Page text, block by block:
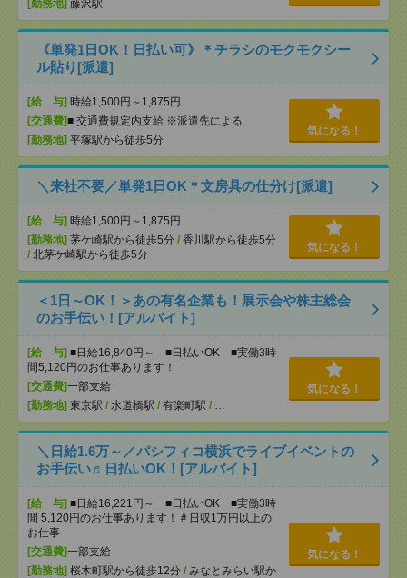
[勤務地] 藤沢駅
《単発1日OK！日払い可》＊チラシのモクモクシー
ル貼り[派遣]
[給 与] 時給1,500円～1,875円
[交通費]■ 交通費規定内支給 ※派遣先による
[勤務地] 平塚駅から徒歩5分
気になる！
＼来社不要／単発1日OK＊文房具の仕分け[派遣]
[給 与] 時給1,500円～1,875円
[勤務地] 茅ケ崎駅から徒歩5分 / 香川駅から徒歩5分
/ 北茅ケ崎駅から徒歩5分
気になる！
＜1日～OK！＞あの有名企業も！展示会や株主総会
のお手伝い！[アルバイト]
[給 与] ■日給16,840円～ ■日払いOK ■実働3時
間5,120円のお仕事あります！
[交通費]一部支給
[勤務地] 東京駅 / 水道橋駅 / 有楽町駅 / …
気になる！
＼日給1.6万～／パシフィコ横浜でライブイベントの
お手伝い♬日払いOK！[アルバイト]
[給 与] ■日給16,221円～ ■日払いOK ■実働3時
間 5,120円のお仕事あります！＃日収1万円以上の
お仕事
[交通費]一部支給
[勤務地] 桜木町駅から徒歩12分 / みなとみらい駅か
気になる！